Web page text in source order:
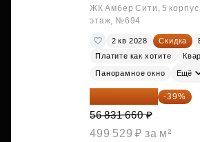
ЖК Амбер Сити, 5
этаж, №694
2 кв 2028 Скидка
Платите как хотите
Панорамное окно Ещё
34 667 313 ₽ -39%
56 831 660 ₽
499 529 ₽ за м²